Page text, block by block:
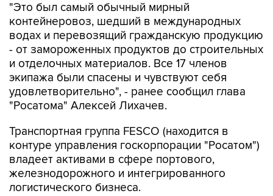
"Это был самый обычный мирный
контейнеровоз, шедший в международных
водах и перевозящий гражданскую продукцию
- от замороженных продуктов до строительных
и отделочных материалов. Все 17 членов
экипажа были спасены и чувствуют себя
удовлетворительно", - ранее сообщил глава
"Росатома" Алексей Лихачев.
Транспортная группа FESCO (находится в
контуре управления госкорпорации "Росатом")
владеет активами в сфере портового,
железнодорожного и интегрированного
логистического бизнеса.